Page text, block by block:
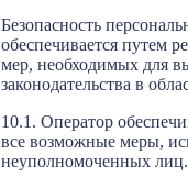
Безопасность
обеспечивается путем
мер, необходимых для
законодательства в
10.1. Оператор
все возможные меры,
неуполномоченных лиц.